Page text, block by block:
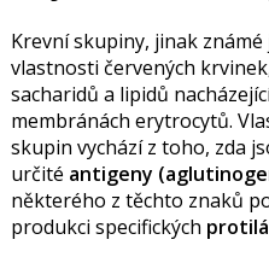
Krevní skupiny, jinak
vlastnosti červených
sacharidů a lipidů
membránách erytrocytů.
skupin vychází z toho, zda
určité antigeny
některého z těchto znaků
produkci specifických